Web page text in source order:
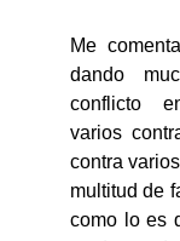
Me
dando
conflicto
varios
contra
multitud de
como lo es